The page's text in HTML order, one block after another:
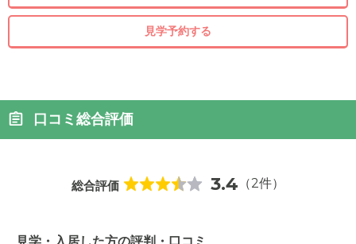
見学予約する
口コミ総合評価
総合評価 3.4 （2件）